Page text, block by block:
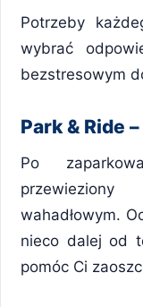
Potrzeby
wybrać
bezstresowym
Park & Ride
Po
wahadłowym.
nieco dalej od
pomóc Ci